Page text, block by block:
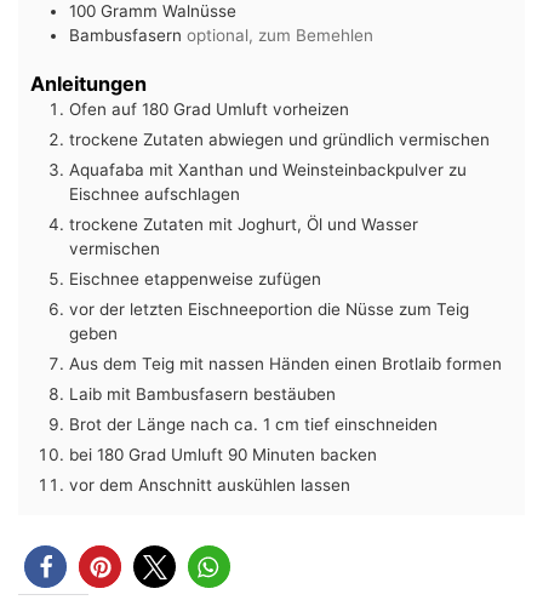
100 Gramm Walnüsse
Bambusfasern optional, zum Bemehlen
Anleitungen
Ofen auf 180 Grad Umluft vorheizen
trockene Zutaten abwiegen und gründlich vermischen
Aquafaba mit Xanthan und Weinsteinbackpulver zu
Eischnee aufschlagen
trockene Zutaten mit Joghurt, Öl und Wasser
vermischen
Eischnee etappenweise zufügen
vor der letzten Eischneeportion die Nüsse zum Teig
geben
Aus dem Teig mit nassen Händen einen Brotlaib formen
Laib mit Bambusfasern bestäuben
Brot der Länge nach ca. 1 cm tief einschneiden
bei 180 Grad Umluft 90 Minuten backen
vor dem Anschnitt auskühlen lassen